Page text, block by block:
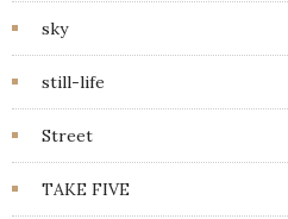
sky
still-life
Street
TAKE FIVE